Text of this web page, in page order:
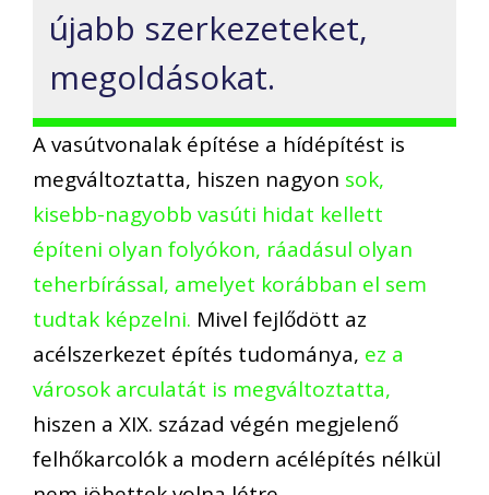
újabb szerkezeteket,
megoldásokat.
A vasútvonalak építése a hídépítést is
megváltoztatta, hiszen nagyon sok,
kisebb-nagyobb vasúti hidat kellett
építeni olyan folyókon, ráadásul olyan
teherbírással, amelyet korábban el sem
tudtak képzelni. Mivel fejlődött az
acélszerkezet építés tudománya, ez a
városok arculatát is megváltoztatta,
hiszen a XIX. század végén megjelenő
felhőkarcolók a modern acélépítés nélkül